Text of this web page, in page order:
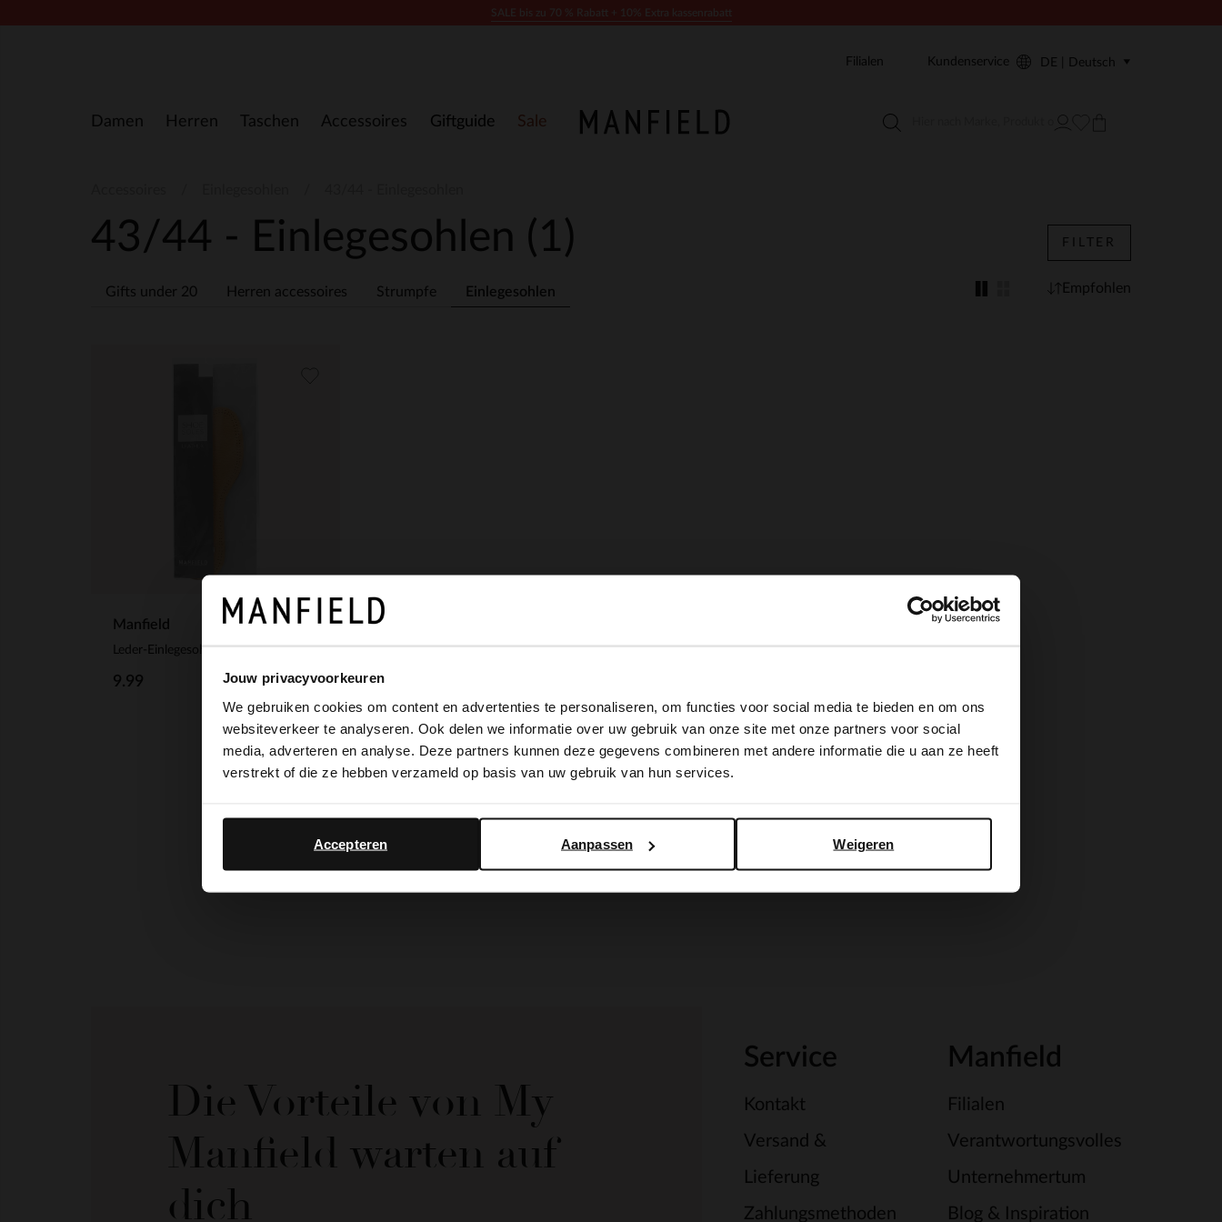
Jouw privacyvoorkeuren
We gebruiken cookies om content en advertenties te personaliseren, om functies voor social media te bieden en om ons
websiteverkeer te analyseren. Ook delen we informatie over uw gebruik van onze site met onze partners voor social
media, adverteren en analyse. Deze partners kunnen deze gegevens combineren met andere informatie die u aan ze heeft
verstrekt of die ze hebben verzameld op basis van uw gebruik van hun services.
Weigeren
Aanpassen
Accepteren
Damen Herren Taschen Accessoires Giftguide Sale
Filialen Kundenservice DE | Deutsch
43/44 - Einlegesohlen (1)
Gifts under 20 Herren accessoires Strumpfe Einlegesohlen
FILTER
Empfohlen
Manfield
Leder-Einlegesohlen
9.99
Die Vorteile von My
Manfield warten auf
dich
Service
Kontakt
Versand &
Lieferung
Zahlungsmethoden
Manfield
Filialen
Verantwortungsvolles
Unternehmertum
Blog & Inspiration
×
It looks like your language isn't Dutch. Would you like to